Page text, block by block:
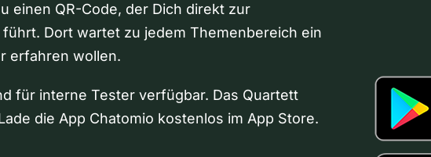
einen QR-Code, der Dich direkt zur
Dort wartet zu jedem Themenbereich ein
erfahren wollen.
für interne Tester verfügbar. Das Quartett
die App Chatomio kostenlos im App Store.